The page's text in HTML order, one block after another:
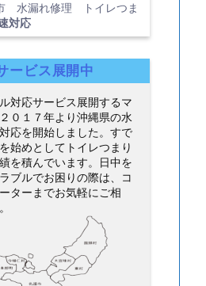
水漏れ修理 トイレつま
対応
ービス展開中
対応サービス展開するマ
０１７年より沖縄県の水
応を開始しました。すで
始めとしてトイレつまり
を積んでいます。日中を
ブルでお困りの際は、コ
ターまでお気軽にご相